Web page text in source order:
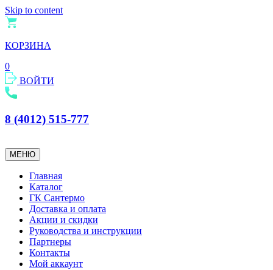
Skip to content
КОРЗИНА
0
ВОЙТИ
8 (4012) 515-777
МЕНЮ
Главная
Каталог
ГК Сантермо
Доставка и оплата
Акции и скидки
Руководства и инструкции
Партнеры
Контакты
Мой аккаунт